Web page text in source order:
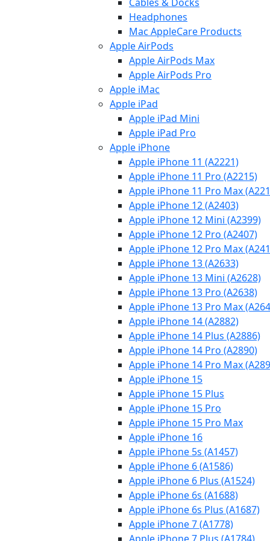
Headphones
Mac AppleCare Products
Apple AirPods
Apple AirPods Max
Apple AirPods Pro
Apple iMac
Apple iPad
Apple iPad Mini
Apple iPad Pro
Apple iPhone
Apple iPhone 11 (A2221)
Apple iPhone 11 Pro (A2215)
Apple iPhone 11 Pro Max
Apple iPhone 12 (A2403)
Apple iPhone 12 Mini (A2399)
Apple iPhone 12 Pro (A2407)
Apple iPhone 12 Pro Max
Apple iPhone 13 (A2633)
Apple iPhone 13 Mini (A2628)
Apple iPhone 13 Pro (A2638)
Apple iPhone 13 Pro Max
Apple iPhone 14 (A2882)
Apple iPhone 14 Plus (A2886)
Apple iPhone 14 Pro (A2890)
Apple iPhone 14 Pro Max
Apple iPhone 15
Apple iPhone 15 Plus
Apple iPhone 15 Pro
Apple iPhone 15 Pro Max
Apple iPhone 16
Apple iPhone 5s (A1457)
Apple iPhone 6 (A1586)
Apple iPhone 6 Plus (A1524)
Apple iPhone 6s (A1688)
Apple iPhone 6s Plus (A1687)
Apple iPhone 7 (A1778)